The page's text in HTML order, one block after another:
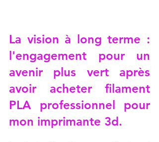
La vision à long terme :
l'engagement pour un
avenir plus vert après
avoir acheter filament
PLA professionnel pour
mon imprimante 3d.